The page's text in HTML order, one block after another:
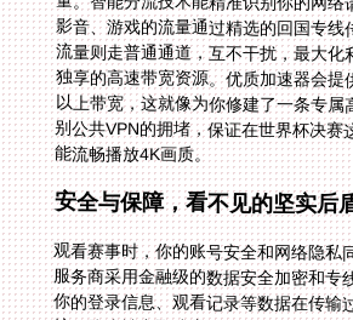
能流畅播放4K画质。
安全与保障，看不见的坚实后
观看赛事时，你的账号安全和网络隐私
服务商采用金融级的数据安全加密和专
你的登录信息、观看记录等数据在传
护，防止被窃取或窥探。此外，强大的
业的技术团队至关重要。当你深夜观赛
否得到及时响应？专业团队能提供
速排查线路故障，确保问题在最短时间